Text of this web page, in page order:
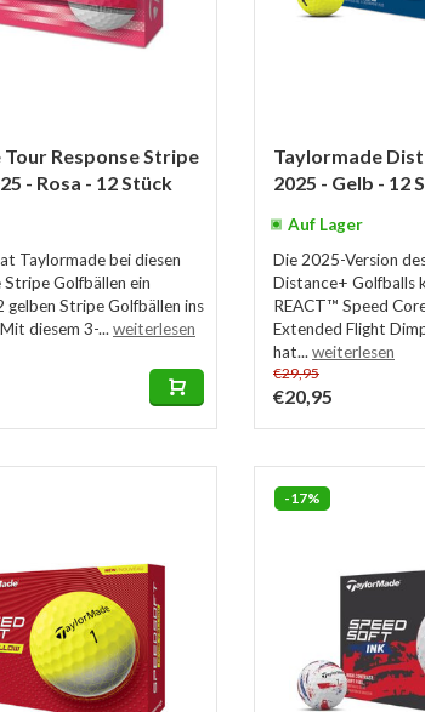
Response Stripe
- Rosa - 12 Stück
Taylormade bei diesen
Stripe Golfbällen ein
Stripe Golfbällen ins
diesem 3-... weiterlesen
Taylormade
2025 - Gelb - 12
Auf Lager
Die 2025-Version
Distance+ Golfballs
REACT™ Speed
Extended Flight
hat... weiterlesen
€29,95
€20,95
-17%